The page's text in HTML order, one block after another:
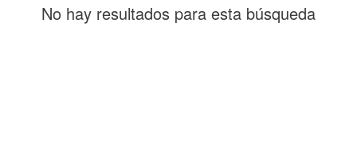
No hay resultados para esta búsqueda